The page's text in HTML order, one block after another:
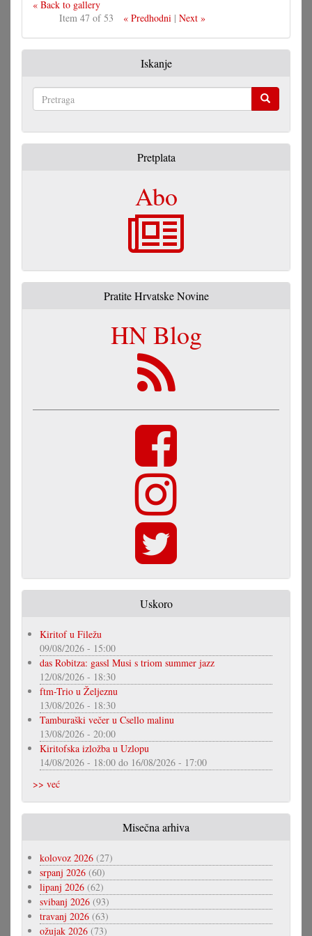
« Back to gallery
Item 47 of 53
« Predhodni| Next »
Iskanje
Pretplata
Abo
Pratite Hrvatske Novine
HN Blog
Uskoro
Kiritof u Filežu
09/08/2026 - 15:00
das Robitza: gassl Musi s triom summer jazz
12/08/2026 - 18:30
ftm-Trio u Željeznu
13/08/2026 - 18:30
Tamburaški večer u Csello malinu
13/08/2026 - 20:00
Kiritofska izložba u Uzlopu
14/08/2026 - 18:00 do 16/08/2026 - 17:00
>> već
Misečna arhiva
kolovoz 2026 (27)
srpanj 2026 (60)
lipanj 2026 (62)
svibanj 2026 (93)
travanj 2026 (63)
ožujak 2026 (73)